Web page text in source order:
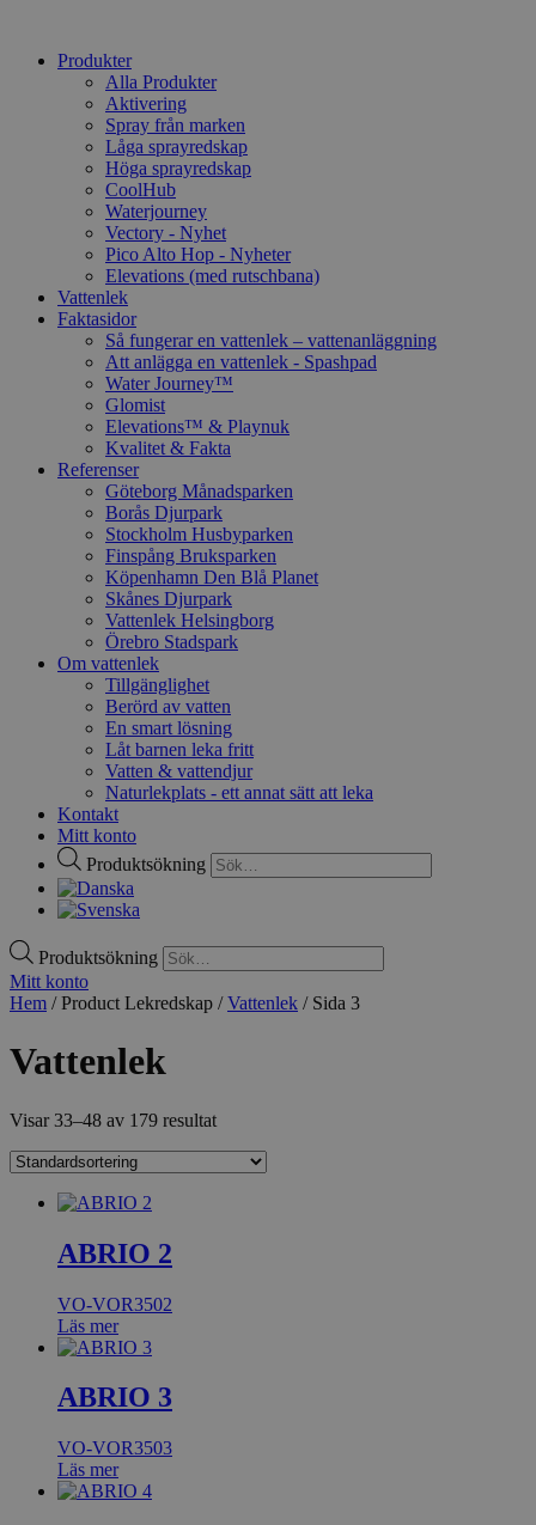
Produkter
Alla Produkter
Aktivering
Spray från marken
Låga sprayredskap
Höga sprayredskap
CoolHub
Waterjourney
Vectory - Nyhet
Pico Alto Hop - Nyheter
Elevations (med rutschbana)
Vattenlek
Faktasidor
Så fungerar en vattenlek – vattenanläggning
Att anlägga en vattenlek - Spashpad
Water Journey™
Glomist
Elevations™ & Playnuk
Kvalitet & Fakta
Referenser
Göteborg Månadsparken
Borås Djurpark
Stockholm Husbyparken
Finspång Bruksparken
Köpenhamn Den Blå Planet
Skånes Djurpark
Vattenlek Helsingborg
Örebro Stadspark
Om vattenlek
Tillgänglighet
Berörd av vatten
En smart lösning
Låt barnen leka fritt
Vatten & vattendjur
Naturlekplats - ett annat sätt att leka
Kontakt
Mitt konto
Produktsökning
Produktsökning
Mitt konto
Hem / Product Lekredskap /Vattenlek / Sida 3
Vattenlek
Visar 33–48 av 179 resultat
ABRIO 2
VO-VOR3502
Läs mer
ABRIO 3
VO-VOR3503
Läs mer